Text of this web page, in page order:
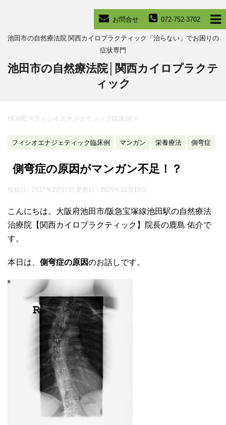
072-752-3702
お問合せ
池田市の自然療法院 関西カイロプラクティック「治らない」でお困りの
症状専門
池田市の自然療法院│関西カイロプラクテ
ィック
HOME > フィシオエナジェティック臨床例 >
フィシオエナジェティック臨床例 マンガン 栄養療法 側弯症
側弯症の原因がマンガン不足！？
投稿日：2017年2月27日 更新日： 2025年11月18日
こんにちは。大阪府池田市/阪急宝塚線池田駅の自然療法
治療院【関西カイロプラクティック】院長の鹿島 佑介で
す。
本日は、 側弯症の原因のお話しです。